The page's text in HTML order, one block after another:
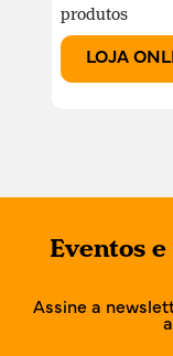
LOJA
Eventos
Assine a